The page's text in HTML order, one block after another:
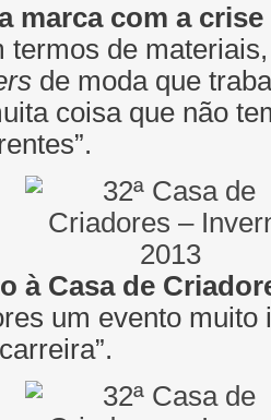
marca com a
termos de
de moda que
coisa que não
à Casa de
um evento muito